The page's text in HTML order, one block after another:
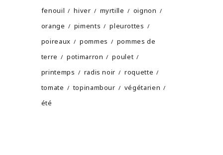
fenouil
hiver myrtille
oignon
orange
piments
pleurottes
poireaux
pommes
pommes de
terre
potimarron
poulet
printemps
radis noir
roquette
tomate
topinambour
végétarien
été